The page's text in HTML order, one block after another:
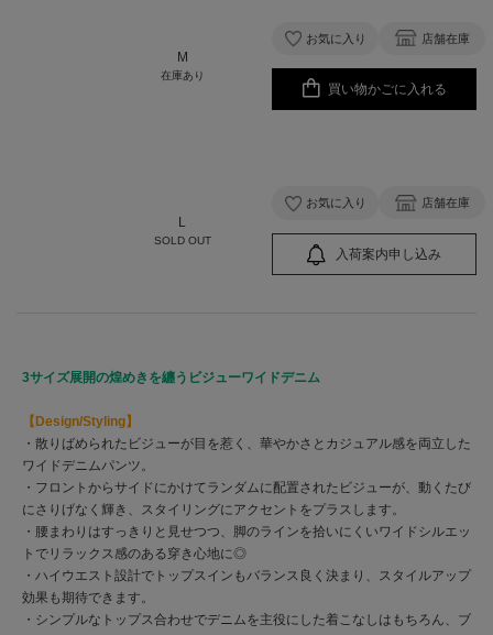
M
在庫あり
お気に入り 店舗在庫
買い物かごに入れる
L
SOLD OUT
お気に入り 店舗在庫
入荷案内申し込み
3サイズ展開の煌めきを纏うビジューワイドデニム
【Design/Styling】
・散りばめられたビジューが目を惹く、華やかさとカジュアル感を両立した
ワイドデニムパンツ。
・フロントからサイドにかけてランダムに配置されたビジューが、動くたび
にさりげなく輝き、スタイリングにアクセントをプラスします。
・腰まわりはすっきりと見せつつ、脚のラインを拾いにくいワイドシルエッ
トでリラックス感のある穿き心地に◎
・ハイウエスト設計でトップスインもバランス良く決まり、スタイルアップ
効果も期待できます。
・シンプルなトップス合わせでデニムを主役にした着こなしはもちろん、ブ